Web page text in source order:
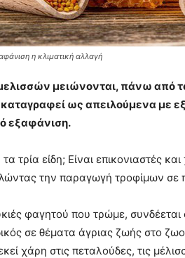
η κλιματική αλλαγή
μειώνονται, πάνω από
ως απειλούμενα με
εξαφάνιση.
τρία είδη; Είναι επικονιαστές
την παραγωγή τροφίμων σε
φαγητού που τρώμε,
σε θέματα άγριας ζωής στο
χάρη στις πεταλούδες, τις